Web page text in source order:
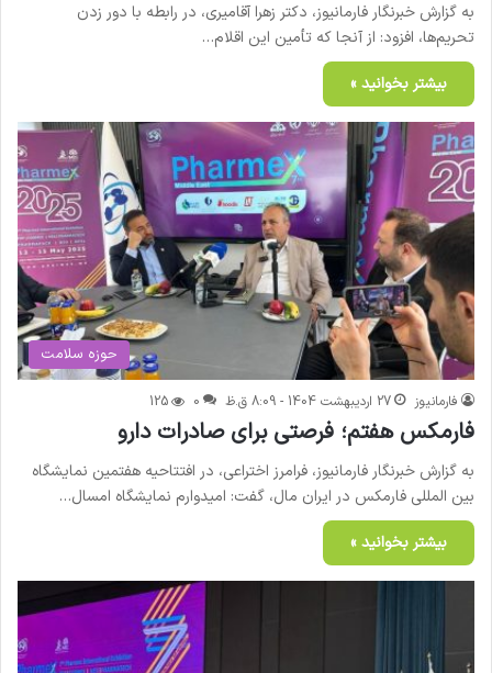
به گزارش خبرنگار فارمانیوز، دکتر زهرا آقامیری، در رابطه با دور زدن
تحریم‌ها، افزود: از آنجا که تأمین این اقلام…
بیشتر بخوانید »
حوزه سلامت
فارمانیوز 27 اردیبهشت 1404 - 8:09 ق.ظ 0
125
فارمکس هفتم؛ فرصتی برای صادرات دارو
به گزارش خبرنگار فارمانیوز، فرامرز اختراعی، در افتتاحیه هفتمین نمایشگاه
بین المللی فارمکس در ایران مال، گفت: امیدوارم نمایشگاه امسال…
بیشتر بخوانید »